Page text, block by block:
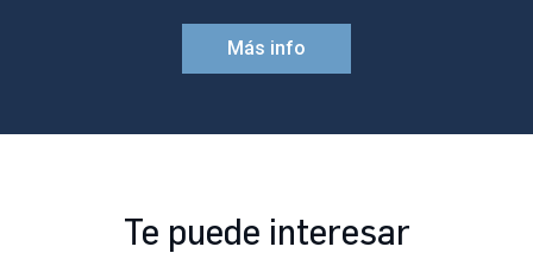
Más info
Te puede interesar